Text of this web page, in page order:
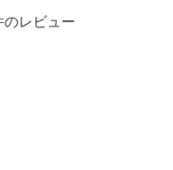
お客様サポート
のレビュー